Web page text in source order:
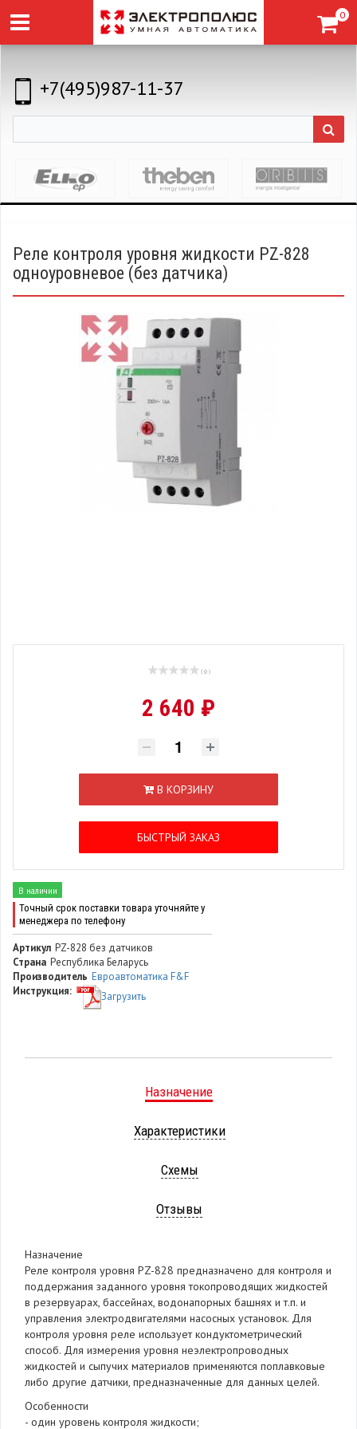
0
+7(495)987-11-37
Реле контроля уровня жидкости PZ-828
одноуровневое (без датчика)
( 0 )
2 640 ₽
В КОРЗИНУ
БЫСТРЫЙ ЗАКАЗ
В наличии
Точный срок поставки товара уточняйте у
менеджера по телефону
Артикул PZ-828 без датчиков
Страна Республика Беларусь
Производитель Евроавтоматика F&F
Инструкция:
Загрузить
Назначение
Характеристики
Схемы
Отзывы
Назначение
Реле контроля уровня PZ-828 предназначено для контроля и
поддержания заданного уровня токопроводящих жидкостей
в резервуарах, бассейнах, водонапорных башнях и т.п. и
управления электродвигателями насосных установок. Для
контроля уровня реле использует кондуктометрический
способ. Для измерения уровня неэлектропроводных
жидкостей и сыпучих материалов применяются поплавковые
либо другие датчики, предназначенные для данных целей.
Особенности
- один уровень контроля жидкости;